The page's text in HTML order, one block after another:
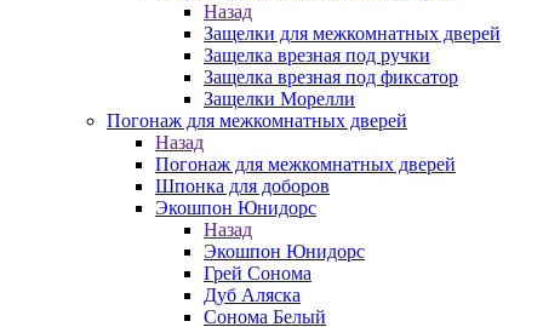
Назад
Защелки для межкомнатных дверей
Защелка врезная под ручки
Защелка врезная под фиксатор
Защелки Морелли
Погонаж для межкомнатных дверей
Назад
Погонаж для межкомнатных дверей
Шпонка для доборов
Экошпон Юнидорс
Назад
Экошпон Юнидорс
Грей Сонома
Дуб Аляска
Сонома Белый